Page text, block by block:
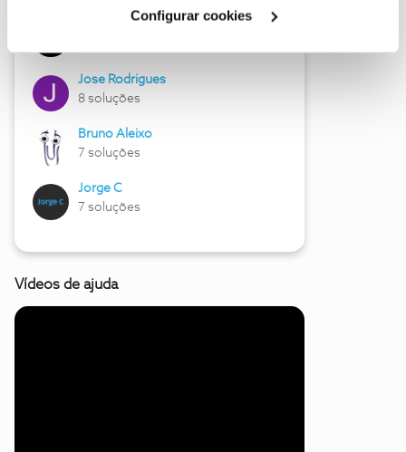
Configurar cookies
Jose Rodrigues
8 soluções
Bruno Aleixo
7 soluções
Jorge C
7 soluções
Vídeos de ajuda